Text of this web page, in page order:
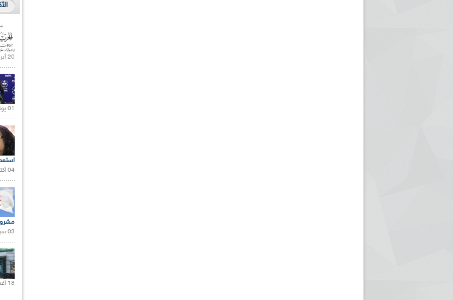
20 أبريل 2021 |
01 يونيو 2021 |
04 أكتوبر 2020 |
03 سبتمبر 2020 |
18 أغسطس 2020 |